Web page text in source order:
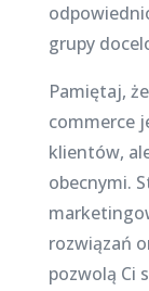
grupy
Pamiętaj,
commerce
klientów,
obecnymi.
rozwiązań
pozwolą Ci